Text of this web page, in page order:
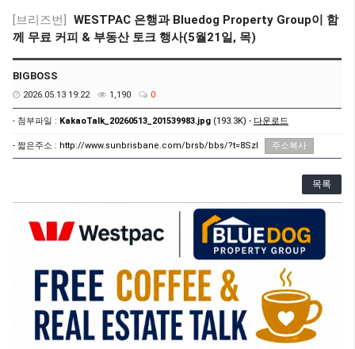
[브리즈번]
WESTPAC 은행과 Bluedog Property Group이 함
께 무료 커피 & 부동산 토크 행사(5월21일, 목)
BIGBOSS
2026.05.13 19:22 1,190 0
- 첨부파일 : KakaoTalk_20260513_201539983.jpg (193.3K) - 다운로드
- 짧은주소 : http://www.sunbrisbane.com/brsb/bbs/?t=8Szl 주소복사
목록